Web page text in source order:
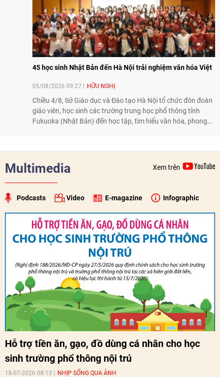
45 học sinh Nhật Bản đến Hà Nội trải nghiệm văn hóa Việt
05/08/2026 09:27 HỮU NGHỊ
Chiều 4/8, Sở Giáo dục và Đào tạo Hà Nội tổ chức đón đoàn
giáo viên, học sinh các trường trung học phổ thông tỉnh
Fukuoka (Nhật Bản) đến học tập, tìm hiểu văn hóa, phong
Multimedia Xem trên
Podcasts Video E-magazine Infographic
Hỗ trợ tiền ăn, gạo, đồ dùng cá nhân cho học
sinh trường phổ thông nội trú
18-07-2026 08:13 NHỊP SỐNG QUA ẢNH